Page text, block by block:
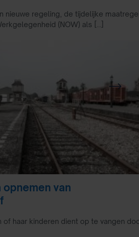
nieuwe regeling, de tijdelijke
(NOW) als [...]
van
of haar kinderen dient op te vangen